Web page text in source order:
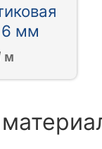
6 мм
м